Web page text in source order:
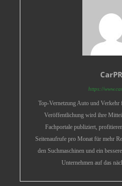
CarPR
https://
Top-Vernetzung Auto und
Veröffentlichung wird ihre
Fachportale publiziert,
Seitenaufrufe pro Monat für mehr
den Suchmaschinen und ein
Unternehmen auf das